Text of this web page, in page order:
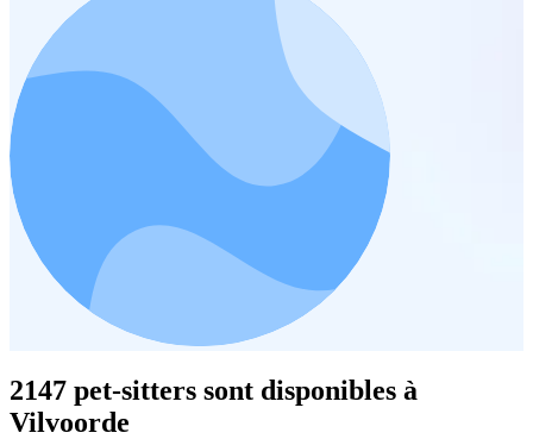
2147 pet-sitters sont disponibles à
Vilvoorde